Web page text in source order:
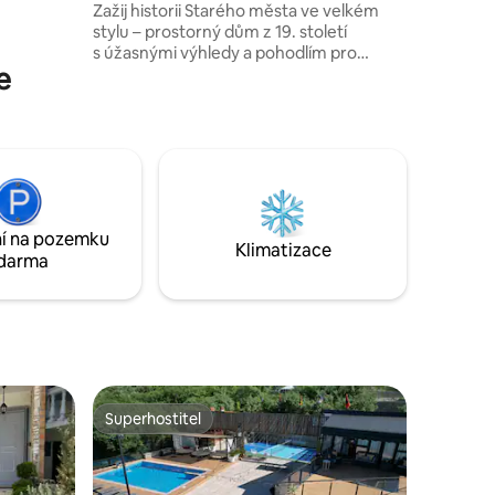
Zažij historii Starého města ve velkém
stylu – prostorný dům z 19. století
s úžasnými výhledy a pohodlím pro
250m2 two-story house.Front garden &
patio/Vintage decor 📜Čtvrť zapsaná na
seznamu světového dědictví UNESCO.
na pozemku
Klimatizace
Superhostitel
Superhostitel